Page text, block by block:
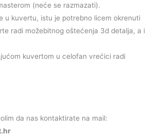
(neće se razmazati).
u kuvertu, istu je potrebno licem okrenuti
radi možebitnog oštećenja 3d detalja, a i
kuvertom u celofan vrećici radi
da nas kontaktirate na mail: